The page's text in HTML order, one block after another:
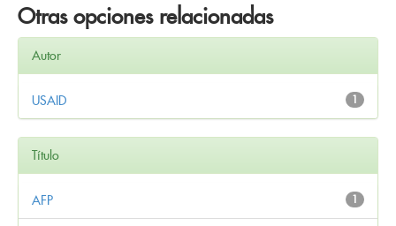
Otras opciones relacionadas
Autor
1
USAID
Título
1
AFP